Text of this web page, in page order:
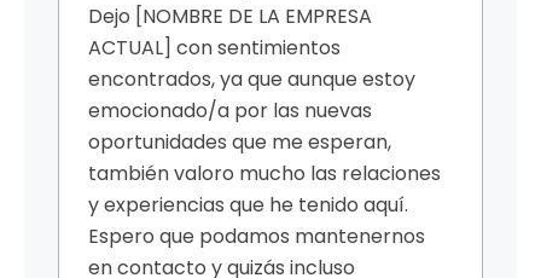
Dejo [NOMBRE DE LA EMPRESA
ACTUAL] con sentimientos
encontrados, ya que aunque estoy
emocionado/a por las nuevas
oportunidades que me esperan,
también valoro mucho las relaciones
y experiencias que he tenido aquí.
Espero que podamos mantenernos
en contacto y quizás incluso